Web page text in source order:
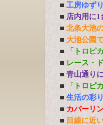
■ 工房ゆず
■ 店内用に
■ 北条大池
■ 大池公園
■ 「トロピ
■ レース・
■ 青山通り
■
「トロピ
■ 生活の彩
■ カバーリ
■ 目線に近